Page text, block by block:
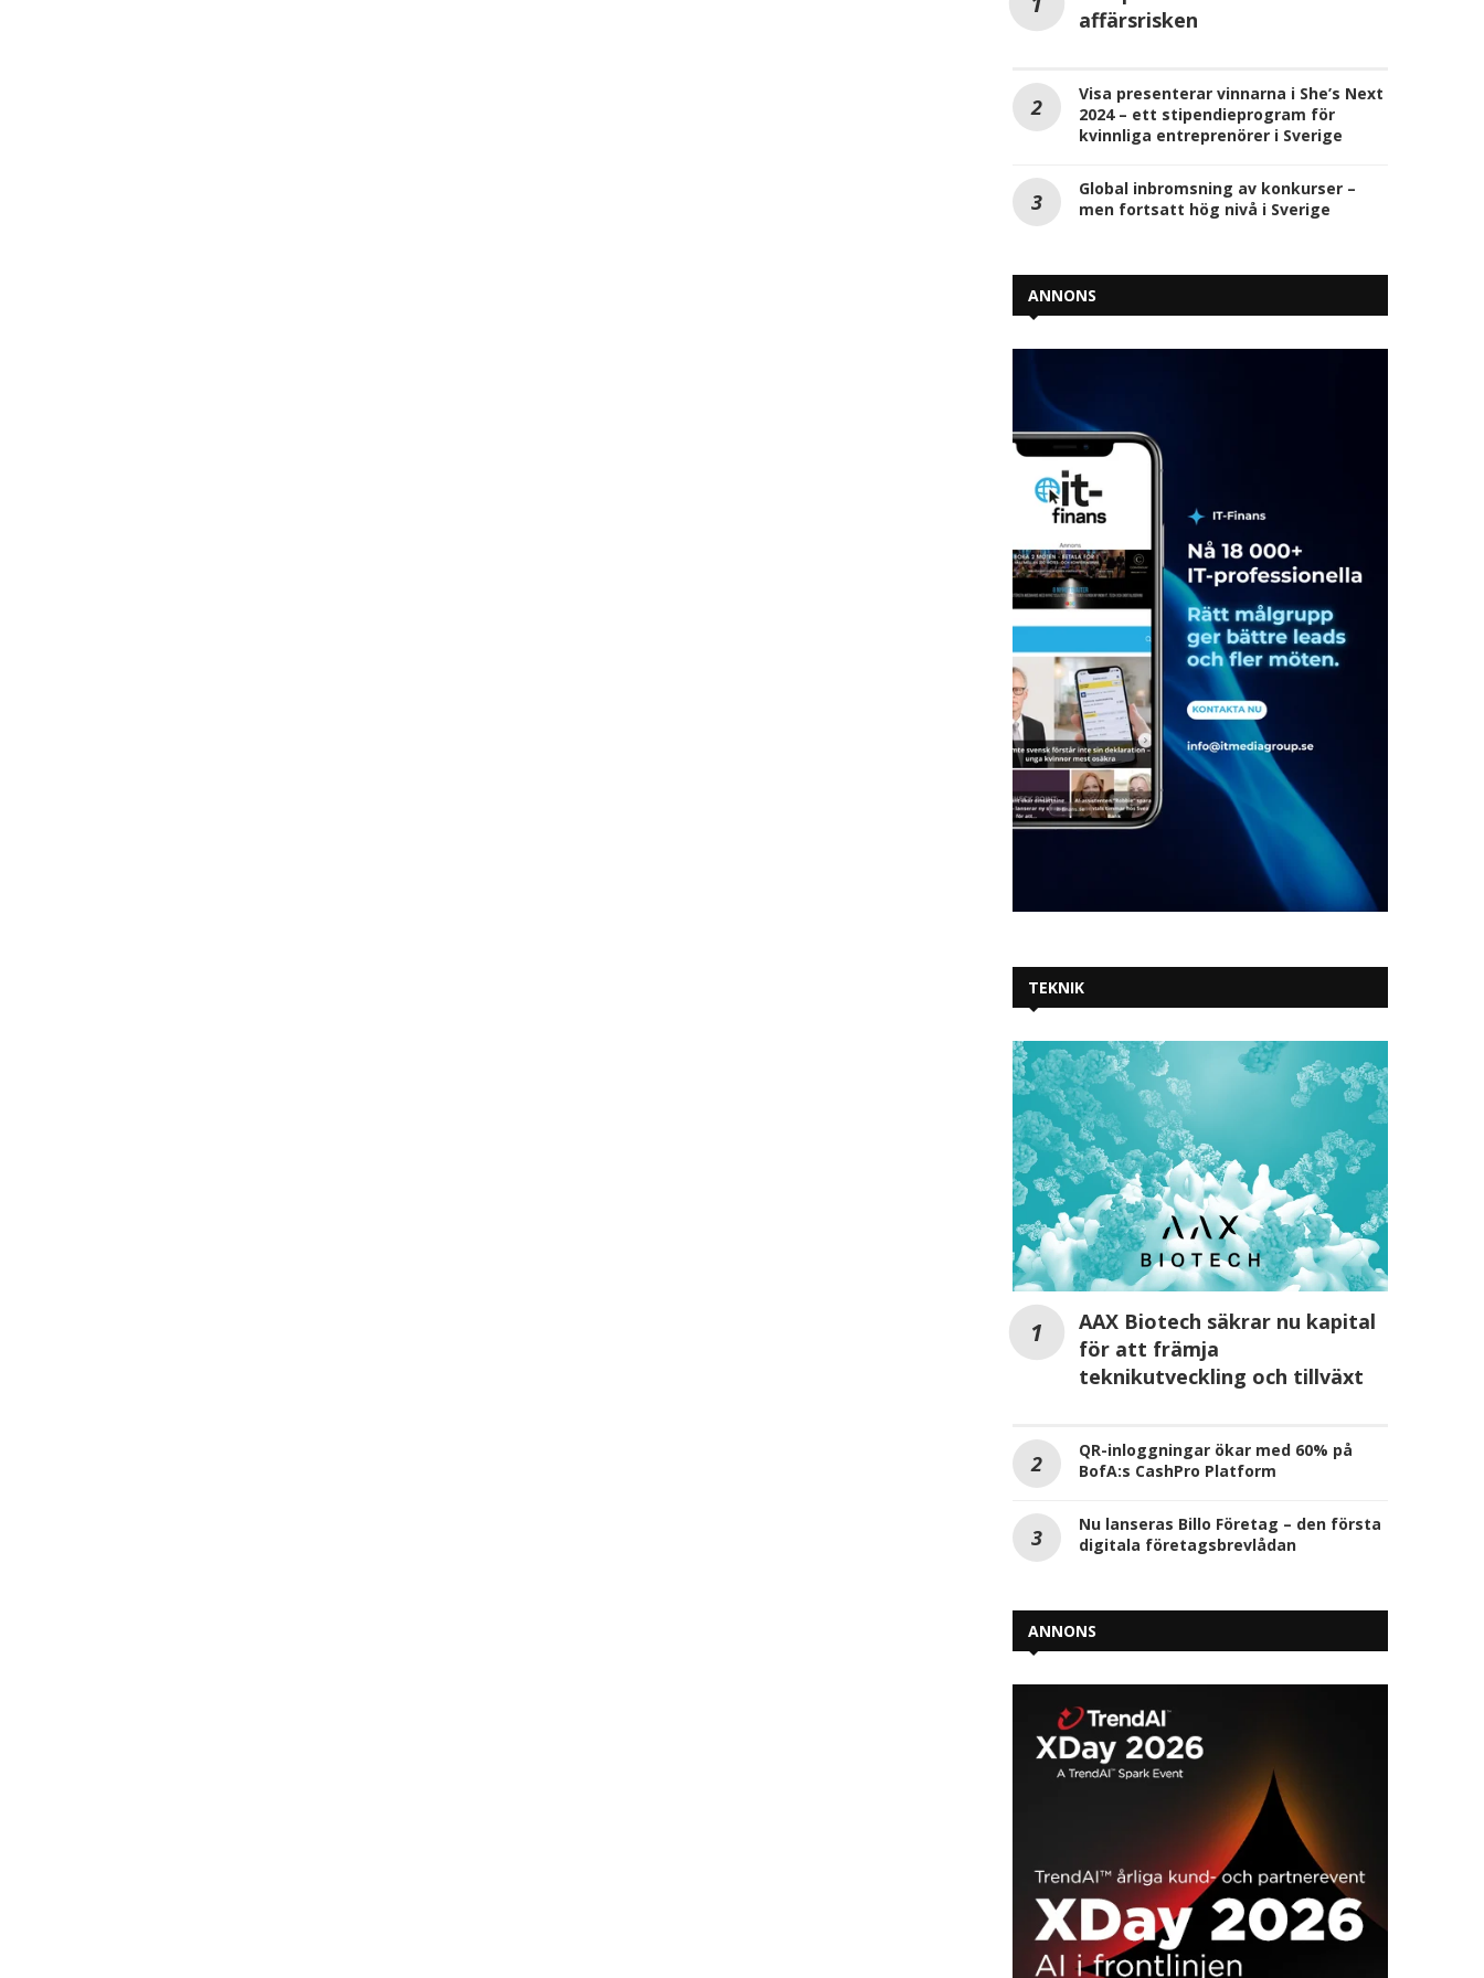
affärsrisken
Visa presenterar vinnarna i She’s Next
2024 – ett stipendieprogram för
kvinnliga entreprenörer i Sverige
Global inbromsning av konkurser –
men fortsatt hög nivå i Sverige
ANNONS
TEKNIK
AAX Biotech säkrar nu kapital
för att främja
teknikutveckling och tillväxt
QR-inloggningar ökar med 60% på
BofA:s CashPro Platform
Nu lanseras Billo Företag – den första
digitala företagsbrevlådan
ANNONS